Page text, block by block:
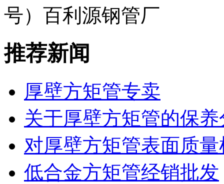
号）百利源钢管厂
推荐新闻
厚壁方矩管专卖
关于厚壁方矩管的保
对厚壁方矩管表面质
低合金方矩管经销批发